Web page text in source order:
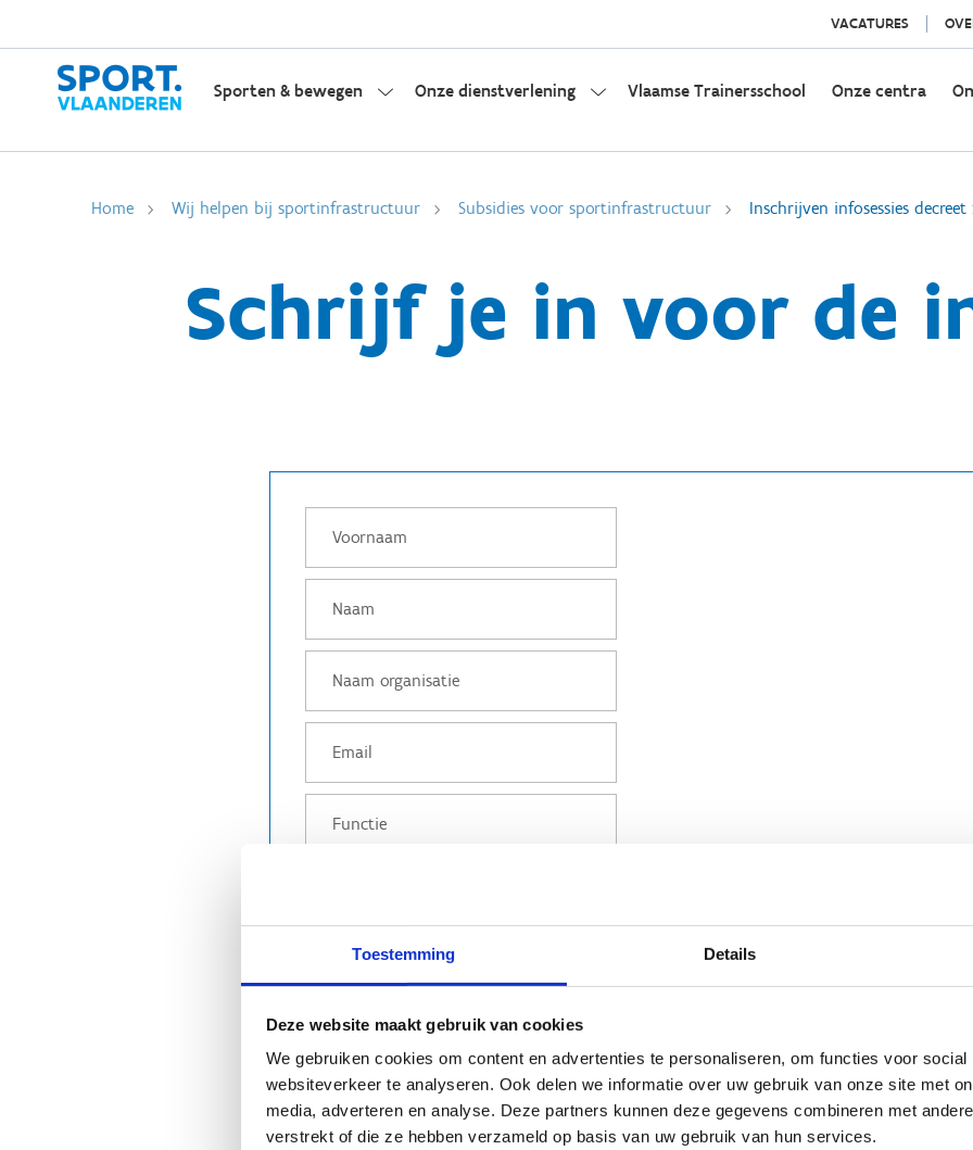
Toestemming Details
Deze website maakt gebruik van cookies
We gebruiken cookies om content en advertenties te personaliseren, om functies voor
websiteverkeer te analyseren. Ook delen we informatie over uw gebruik van onze site met
media, adverteren en analyse. Deze partners kunnen deze gegevens combineren met
verstrekt of die ze hebben verzameld op basis van uw gebruik van hun services.
VACATURES
Sporten & bewegen Onze dienstverlening Vlaamse Trainersschool Onze centra
Home Wij helpen bij sportinfrastructuur Subsidies voor sportinfrastructuur Inschrijven infosessies
Schrijf je in voor de
Ik ben aanwezig op
Belpairegebouw in Brussel
Vrijdag 23 mei om 10.00 uur in het Vlaams Administratief Centrum in Hasselt
Anti-Robot Verification
Click to start verification
FriendlyCaptcha ⇗